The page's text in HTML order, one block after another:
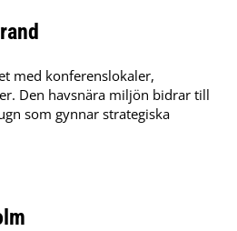
med konferenslokaler,
Den havsnära miljön bidrar till
som gynnar strategiska